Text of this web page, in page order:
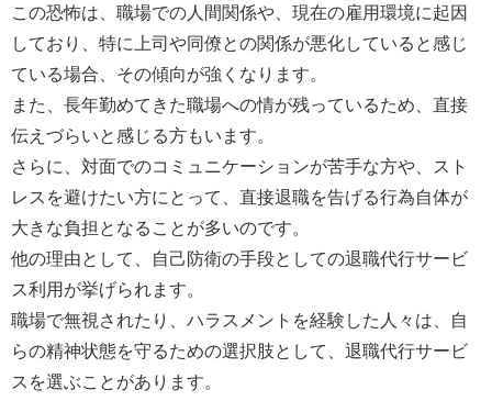
この恐怖は、職場での人間関係や、現在の雇用環境に起因
しており、特に上司や同僚との関係が悪化していると感じ
ている場合、その傾向が強くなります。
また、長年勤めてきた職場への情が残っているため、直接
伝えづらいと感じる方もいます。
さらに、対面でのコミュニケーションが苦手な方や、スト
レスを避けたい方にとって、直接退職を告げる行為自体が
大きな負担となることが多いのです。
他の理由として、自己防衛の手段としての退職代行サービ
ス利用が挙げられます。
職場で無視されたり、ハラスメントを経験した人々は、自
らの精神状態を守るための選択肢として、退職代行サービ
スを選ぶことがあります。